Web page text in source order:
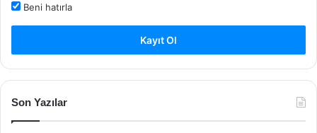
Beni hatırla
Kayıt Ol
Son Yazılar